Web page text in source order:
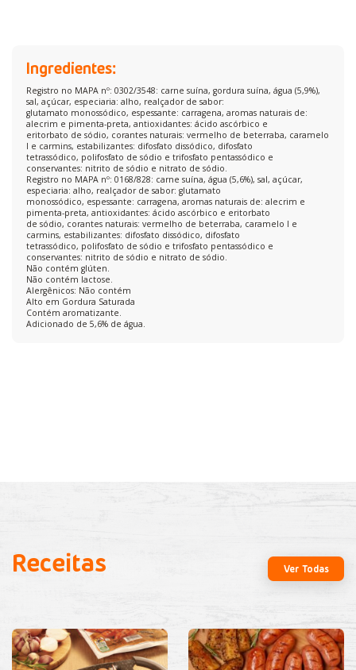
Ingredientes:
Registro no MAPA nº: 0302/3548: carne suína, gordura suína, água (5,9%),
sal, açúcar, especiaria: alho, realçador de sabor:
glutamato monossódico, espessante: carragena, aromas naturais de:
alecrim e pimenta-preta, antioxidantes: ácido ascórbico e
eritorbato de sódio, corantes naturais: vermelho de beterraba, caramelo
I e carmins, estabilizantes: difosfato dissódico, difosfato
tetrassódico, polifosfato de sódio e trifosfato pentassódico e
conservantes: nitrito de sódio e nitrato de sódio.
Registro no MAPA nº: 0168/828: carne suína, água (5,6%), sal, açúcar,
especiaria: alho, realçador de sabor: glutamato
monossódico, espessante: carragena, aromas naturais de: alecrim e
pimenta-preta, antioxidantes: ácido ascórbico e eritorbato
de sódio, corantes naturais: vermelho de beterraba, caramelo I e
carmins, estabilizantes: difosfato dissódico, difosfato
tetrassódico, polifosfato de sódio e trifosfato pentassódico e
conservantes: nitrito de sódio e nitrato de sódio.
Não contém glúten.
Não contém lactose.
Alergênicos: Não contém
Alto em Gordura Saturada
Contém aromatizante.
Adicionado de 5,6% de água.
Receitas Ver Todas